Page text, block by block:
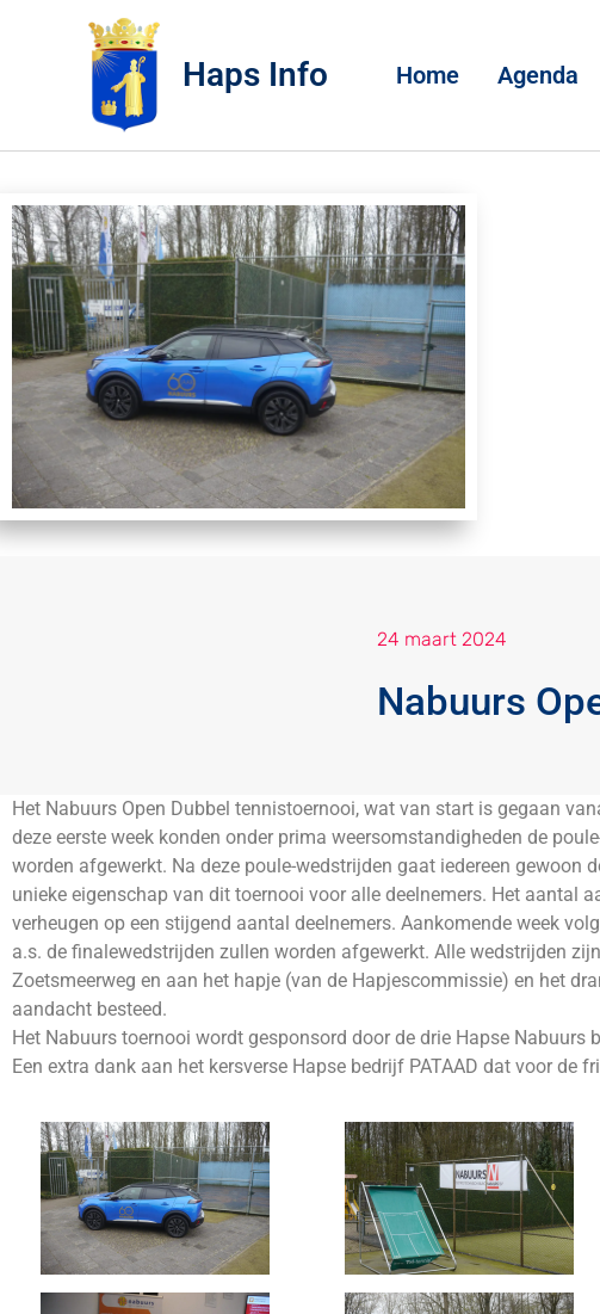
Haps Info Home Agenda
24 maart 2024
Nabuurs
Het Nabuurs Open Dubbel tennistoernooi, wat van start is gegaan
deze eerste week konden onder prima weersomstandigheden de
worden afgewerkt. Na deze poule-wedstrijden gaat iedereen gewoon
unieke eigenschap van dit toernooi voor alle deelnemers. Het aantal
verheugen op een stijgend aantal deelnemers. Aankomende week
a.s. de finalewedstrijden zullen worden afgewerkt. Alle wedstrijden
Zoetsmeerweg en aan het hapje (van de Hapjescommissie) en het
aandacht besteed.
Het Nabuurs toernooi wordt gesponsord door de drie Hapse
Een extra dank aan het kersverse Hapse bedrijf PATAAD dat voor de